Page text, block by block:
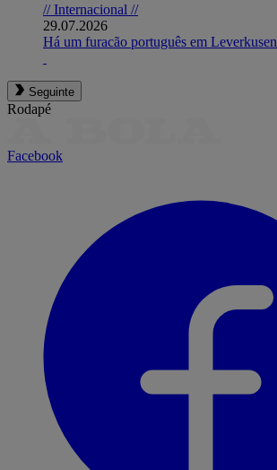
// Internacional //
29.07.2026
Há um furacão português em Leverkusen
Seguinte
Rodapé
Facebook